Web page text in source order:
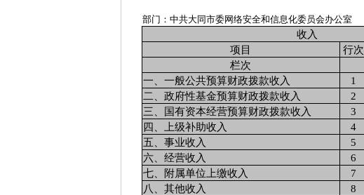
部门：中共大同市委网络安全和信息化委员会办公室
收入
项目
行次
栏次
一、一般公共预算财政拨款收入
1
二、政府性基金预算财政拨款收入
2
三、国有资本经营预算财政拨款收入
3
四、上级补助收入
4
五、事业收入
5
六、经营收入
6
七、附属单位上缴收入
7
八、其他收入
8